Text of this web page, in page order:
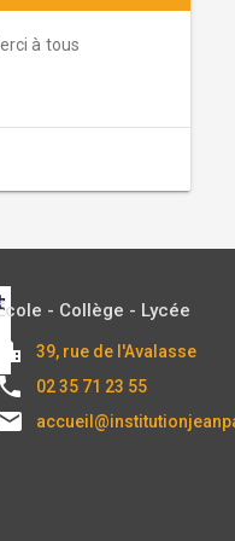
à tous
- Collège - Lycée
location_city 39, rue de l'Avalasse
local_phone 02 35 71 23 55